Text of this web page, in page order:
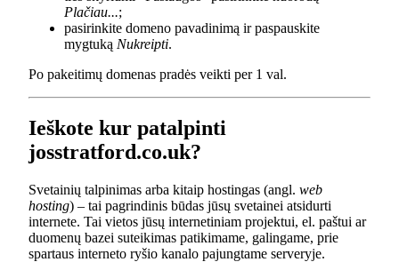
Plačiau...;
pasirinkite domeno pavadinimą ir paspauskite
mygtuką Nukreipti.
Po pakeitimų domenas pradės veikti per 1 val.
Ieškote kur patalpinti
josstratford.co.uk?
Svetainių talpinimas arba kitaip hostingas (angl. web
hosting) – tai pagrindinis būdas jūsų svetainei atsidurti
internete. Tai vietos jūsų internetiniam projektui, el. paštui ar
duomenų bazei suteikimas patikimame, galingame, prie
spartaus interneto ryšio kanalo pajungtame serveryje.